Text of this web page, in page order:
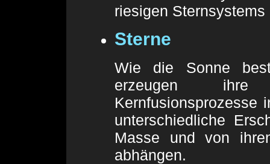
riesigen Sternsystems
Sterne
Wie die Sonne
erzeugen ihre
Kernfusionsprozesse
unterschiedliche
Masse und von
abhängen.